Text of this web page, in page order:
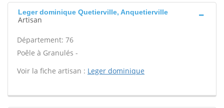
Leger dominique Quetierville, Anquetierville
Artisan
Département: 76
Poêle à Granulés -
Voir la fiche artisan : Leger dominique